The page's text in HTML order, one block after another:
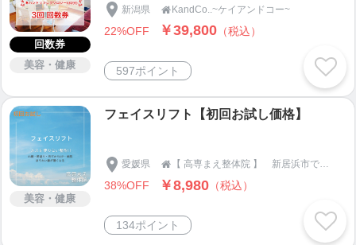
回数券
美容・健康
新潟県 KandCo..~ケイアンドコー~
22%OFF ￥39,800 （税込）
597ポイント
美容・健康
フェイスリフト【初回お試し価格】
愛媛県  【 高専まえ整体院 】 新居浜市で整体・骨盤矯正
38%OFF ￥8,980 （税込）
134ポイント